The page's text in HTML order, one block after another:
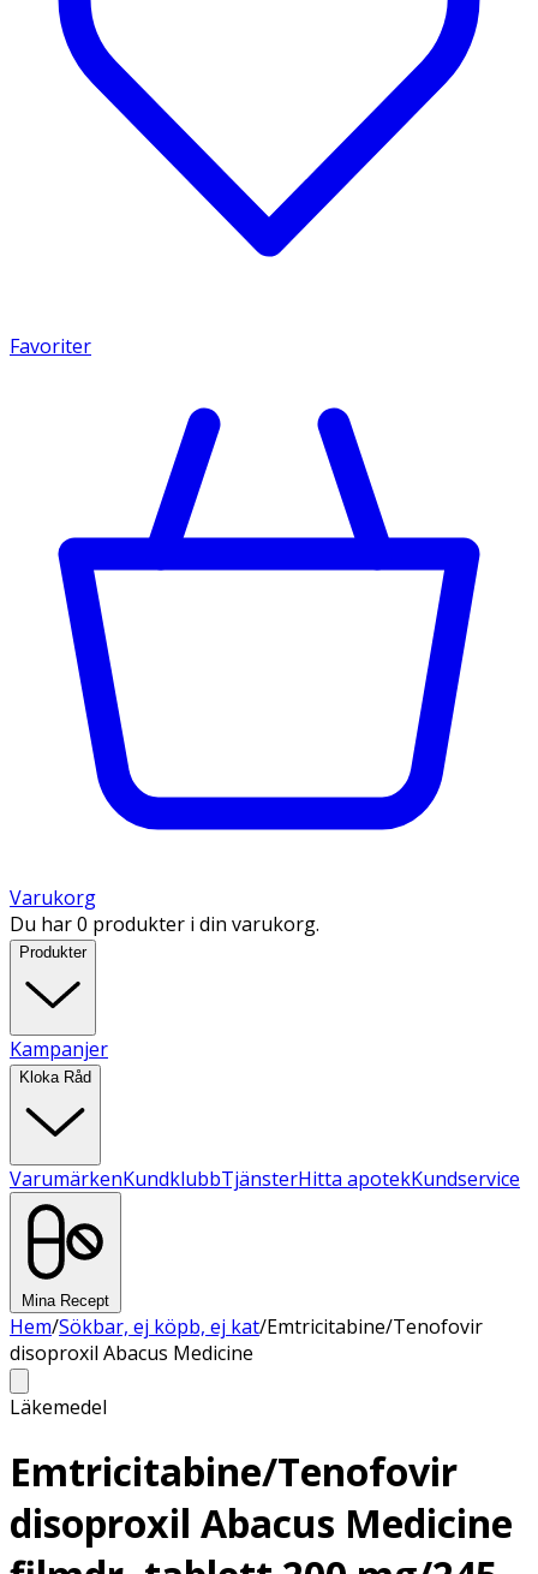
Favoriter
Varukorg
Du har 0 produkter i din varukorg.
Produkter
Kampanjer
Kloka Råd
VarumärkenKundklubbTjänsterHitta apotekKundservice
Mina Recept
Hem/Sökbar, ej köpb, ej kat/Emtricitabine/Tenofovir
disoproxil Abacus Medicine
Läkemedel
Emtricitabine/Tenofovir
disoproxil Abacus Medicine